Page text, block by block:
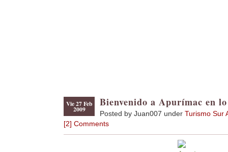
Vie 27 Feb
2009
Bienvenido a Apurímac en
Posted by Juan007 under Turismo Sur
[2] Comments